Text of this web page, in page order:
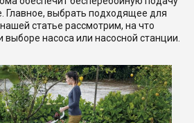
выбрать подходящее для
статье рассмотрим, на что
выборе насоса или насосной станции.